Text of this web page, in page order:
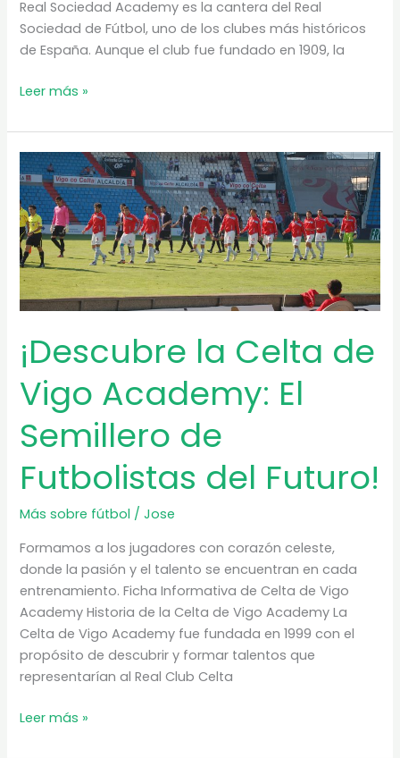
Real Sociedad Academy es la cantera del Real
Sociedad de Fútbol, uno de los clubes más históricos
de España. Aunque el club fue fundado en 1909, la
¡Conviértete
un
Futbolista
de
Élite
en
la
Real
Sociedad
Academy!
Leer más »
¡Descubre la Celta de
Vigo Academy: El
Semillero de
Futbolistas del Futuro!
Más sobre fútbol /Jose
Formamos a los jugadores con corazón celeste,
donde la pasión y el talento se encuentran en cada
entrenamiento. Ficha Informativa de Celta de Vigo
Academy Historia de la Celta de Vigo Academy La
Celta de Vigo Academy fue fundada en 1999 con el
propósito de descubrir y formar talentos que
representarían al Real Club Celta
¡Descubre
Leer más »